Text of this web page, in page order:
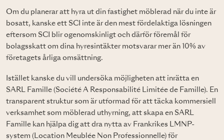
Om du planerar att hyra ut din fastighet möblerad när du inte är
bosatt, kanske ett SCI inte är den mest fördelaktiga lösningen
eftersom SCI blir ogenomskinligt och därför föremål för
bolagsskatt om dina hyresintäkter motsvarar mer än 10% av
företagets årliga omsättning.
Istället kanske du vill undersöka möjligheten att inrätta en
SARL Famille (Société A Responsabilité Limitée de Famille). En
transparent struktur som är utformad för att täcka kommersiell
verksamhet som möblerad uthyrning, att skapa en SARL
Famille kan hjälpa dig att dra nytta av Frankrikes LMNP-
system (Location Meublée Non Professionnelle) för